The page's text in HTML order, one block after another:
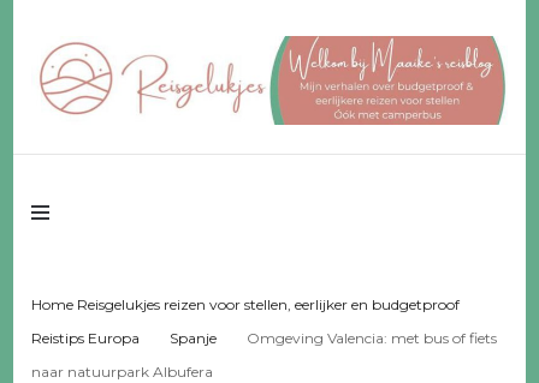
Reisgelukjes –
Reisgeluk voor 2 ♥️ eerlijker ♥️ voor een fijn budget
Home Reisgelukjes reizen voor stellen, eerlijker en budgetproof
Reistips Europa
Spanje
Omgeving Valencia: met bus of fiets
naar natuurpark Albufera